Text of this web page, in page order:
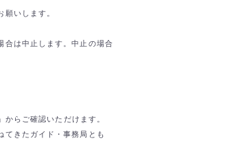
いします。
合は中止します。中止の場合
らご確認いただけます。
てきたガイド・事務局とも